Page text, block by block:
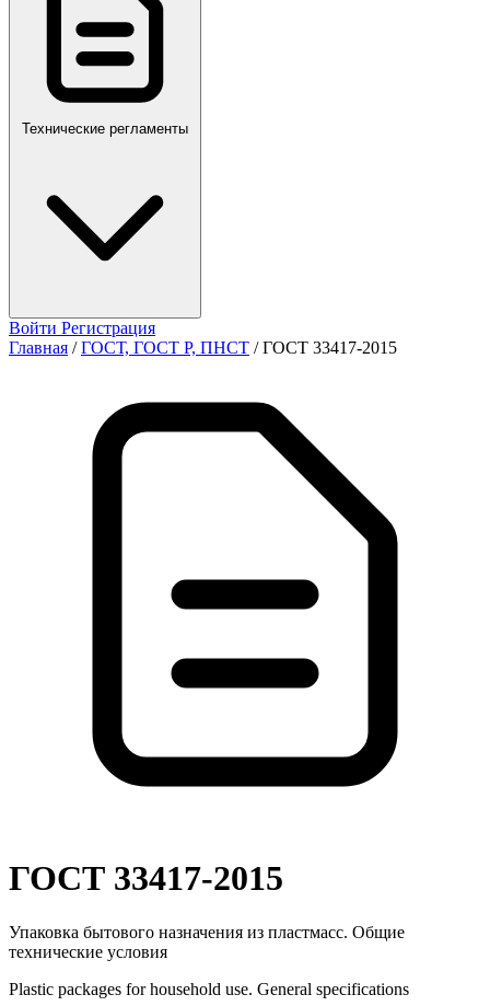
Технические регламенты
Войти Регистрация
Главная / ГОСТ, ГОСТ Р, ПНСТ / ГОСТ 33417-2015
ГОСТ 33417-2015
Упаковка бытового назначения из пластмасс. Общие
технические условия
Plastic packages for household use. General specifications